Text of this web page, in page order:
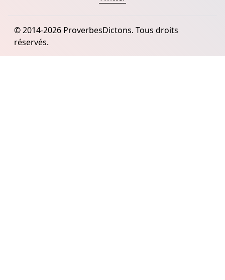
© 2014-2026 ProverbesDictons. Tous droits
réservés.